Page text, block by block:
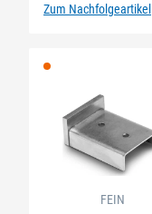
Zum Nachfolgeartikel
FEIN